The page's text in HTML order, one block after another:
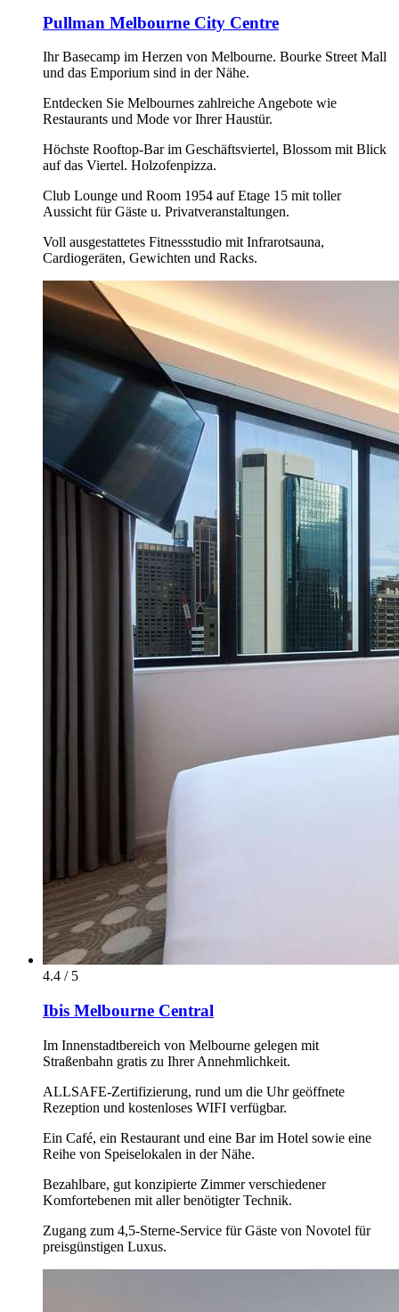
Pullman Melbourne City Centre
Ihr Basecamp im Herzen von Melbourne. Bourke Street Mall
und das Emporium sind in der Nähe.
Entdecken Sie Melbournes zahlreiche Angebote wie
Restaurants und Mode vor Ihrer Haustür.
Höchste Rooftop-Bar im Geschäftsviertel, Blossom mit Blick
auf das Viertel. Holzofenpizza.
Club Lounge und Room 1954 auf Etage 15 mit toller
Aussicht für Gäste u. Privatveranstaltungen.
Voll ausgestattetes Fitnessstudio mit Infrarotsauna,
Cardiogeräten, Gewichten und Racks.
4.4 / 5
Ibis Melbourne Central
Im Innenstadtbereich von Melbourne gelegen mit
Straßenbahn gratis zu Ihrer Annehmlichkeit.
ALLSAFE-Zertifizierung, rund um die Uhr geöffnete
Rezeption und kostenloses WIFI verfügbar.
Ein Café, ein Restaurant und eine Bar im Hotel sowie eine
Reihe von Speiselokalen in der Nähe.
Bezahlbare, gut konzipierte Zimmer verschiedener
Komfortebenen mit aller benötigter Technik.
Zugang zum 4,5-Sterne-Service für Gäste von Novotel für
preisgünstigen Luxus.